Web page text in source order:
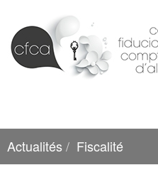
Actualités Fiscalité